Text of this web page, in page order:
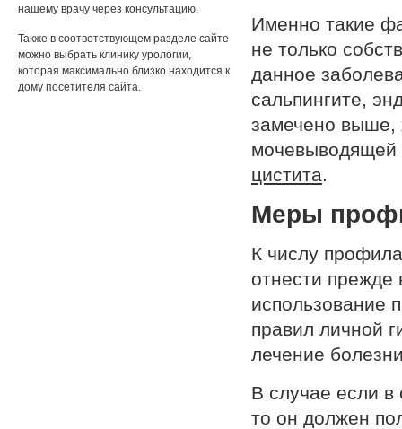
нашему врачу через консультацию.
Также в соответствующем разделе сайте
можно выбрать клинику урологии,
которая максимально близко находится к
дому посетителя сайта.
Именно такие
не только
данное
сальпингите,
замечено выше,
мочевыводящей
цистита.
Меры
К числу
отнести прежде
использование
правил личной
лечение
В случае если в
то он должен